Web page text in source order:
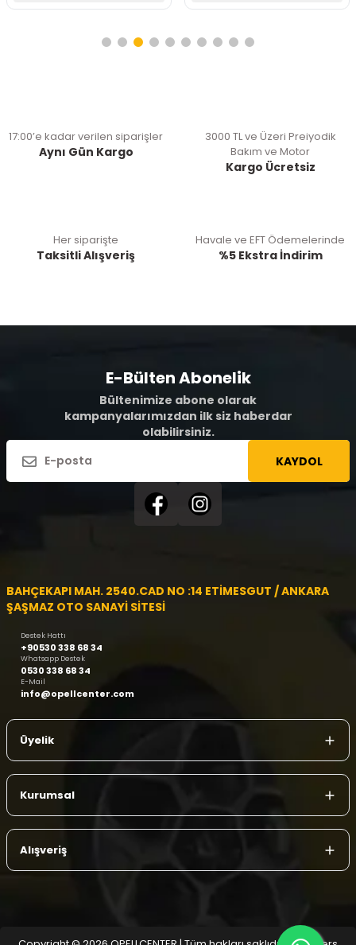
17:00’e kadar verilen siparişler
Aynı Gün Kargo
3000 TL ve Üzeri Preiyodik
Bakım ve Motor
Kargo Ücretsiz
Her siparişte
Taksitli Alışveriş
Havale ve EFT Ödemelerinde
%5 Ekstra İndirim
E-Bülten Abonelik
Bültenimize abone olarak
kampanyalarımızdan ilk siz haberdar
olabilirsiniz.
KAYDOL
BAHÇEKAPI MAH. 2540.CAD NO :14 ETİMESGUT / ANKARA
ŞAŞMAZ OTO SANAYİ SİTESİ
Destek Hattı
+90530 338 68 34
Whatsapp Destek
0530 338 68 34
E-Mail
info@opellcenter.com
Üyelik
Kurumsal
Alışveriş